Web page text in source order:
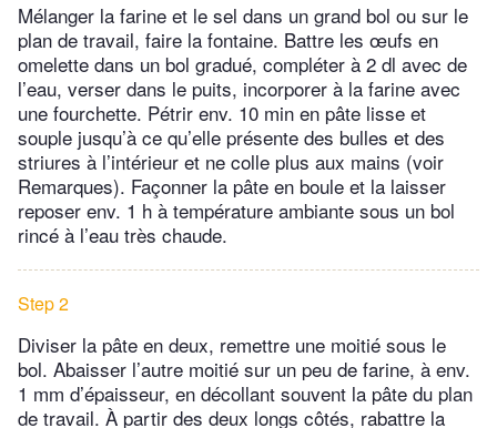
Mélanger la farine et le sel dans un grand bol ou sur le
plan de travail, faire la fontaine. Battre les œufs en
omelette dans un bol gradué, compléter à 2 dl avec de
l’eau, verser dans le puits, incorporer à la farine avec
une fourchette. Pétrir env. 10 min en pâte lisse et
souple jusqu’à ce qu’elle présente des bulles et des
striures à l’intérieur et ne colle plus aux mains (voir
Remarques). Façonner la pâte en boule et la laisser
reposer env. 1 h à température ambiante sous un bol
rincé à l’eau très chaude.
Step 2
Diviser la pâte en deux, remettre une moitié sous le
bol. Abaisser l’autre moitié sur un peu de farine, à env.
1 mm d’épaisseur, en décollant souvent la pâte du plan
de travail. À partir des deux longs côtés, rabattre la